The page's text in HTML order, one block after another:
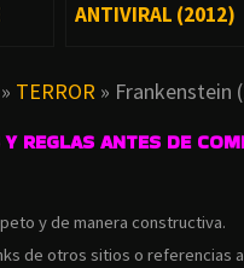
ANTIVIRAL (2012)
» TERROR » Frankenstein
REGLAS ANTES DE
y de manera constructiva.
de otros sitios o referencias